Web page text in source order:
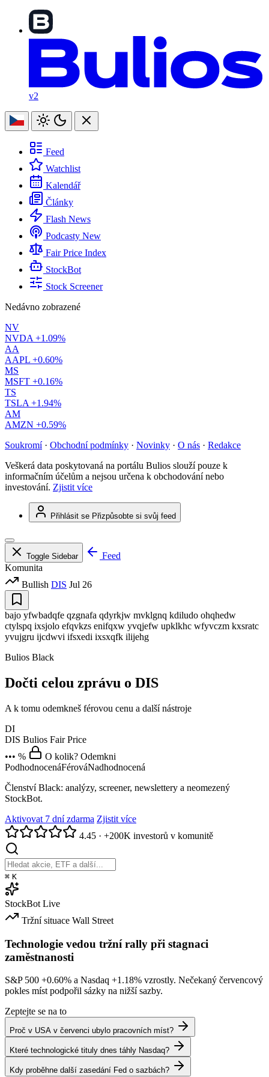
v2
Feed
Watchlist
Kalendář
Články
Flash News
Podcasty New
Fair Price Index
StockBot
Stock Screener
Nedávno zobrazené
NV
NVDA +1.09%
AA
AAPL +0.60%
MS
MSFT +0.16%
TS
TSLA +1.94%
AM
AMZN +0.59%
Soukromí · Obchodní podmínky · Novinky · O nás · Redakce
Veškerá data poskytovaná na portálu Bulios slouží pouze k
informačním účelům a nejsou určena k obchodování nebo
investování. Zjistit více
Přihlásit se Přizpůsobte si svůj feed
Toggle Sidebar
Feed
Komunita
Bullish DIS Jul 26
bajo yfwbadqfe qzgnafa qdyrkjw mvklgnq kdiludo ohqhedw
ctylspq ixsjolo efqvkzs enifqxw yvqjefw upklkhc wfyvczm kxsratc
yvujgru ijcdwvi ifsxedi ixsxqfk ilijehg
Bulios Black
Dočti celou zprávu o DIS
A k tomu odemkneš férovou cenu a další nástroje
DI
DIS Bulios Fair Price
••• %
O kolik? Odemkni
PodhodnocenáFérováNadhodnocená
Členství Black: analýzy, screener, newslettery a neomezený
StockBot.
Aktivovat 7 dní zdarma Zjistit více
4.45 · +200K investorů v komunitě
⌘ K
StockBot Live
Tržní situace Wall Street
Technologie vedou tržní rally při stagnaci
zaměstnanosti
S&P 500 +0.60% a Nasdaq +1.18% vzrostly. Nečekaný červencový
pokles míst podpořil sázky na nižší sazby.
Zeptejte se na to
Proč v USA v červenci ubylo pracovních míst?
Které technologické tituly dnes táhly Nasdaq?
Kdy proběhne další zasedání Fed o sazbách?